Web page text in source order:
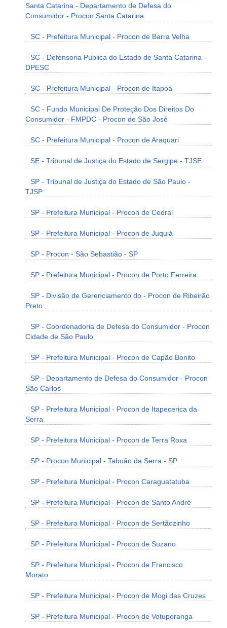
Santa Catarina - Departamento de Defesa do
Consumidor - Procon Santa Catarina
SC - Prefeitura Municipal - Procon de Barra Velha
SC - Defensoria Pública do Estado de Santa Catarina -
DPESC
SC - Prefeitura Municipal - Procon de Itapoá
SC - Fundo Municipal De Proteção Dos Direitos Do
Consumidor - FMPDC - Procon de São José
SC - Prefeitura Municipal - Procon de Araquari
SE - Tribunal de Justiça do Estado de Sergipe - TJSE
SP - Tribunal de Justiça do Estado de São Paulo -
TJSP
SP - Prefeitura Municipal - Procon de Cedral
SP - Prefeitura Municipal - Procon de Juquiá
SP - Procon - São Sebastião - SP
SP - Prefeitura Municipal - Procon de Porto Ferreira
SP - Divisão de Gerenciamento do - Procon de Ribeirão
Preto
SP - Coordenadoria de Defesa do Consumidor - Procon
Cidade de São Paulo
SP - Prefeitura Municipal - Procon de Capão Bonito
SP - Departamento de Defesa do Consumidor - Procon
São Carlos
SP - Prefeitura Municipal - Procon de Itapecerica da
Serra
SP - Prefeitura Municipal - Procon de Terra Roxa
SP - Procon Municipal - Taboão da Serra - SP
SP - Prefeitura Municipal - Procon Caraguatatuba
SP - Prefeitura Municipal - Procon de Santo André
SP - Prefeitura Municipal - Procon de Sertãozinho
SP - Prefeitura Municipal - Procon de Suzano
SP - Prefeitura Municipal - Procon de Francisco
Morato
SP - Prefeitura Municipal - Procon de Mogi das Cruzes
SP - Prefeitura Municipal - Procon de Votuporanga